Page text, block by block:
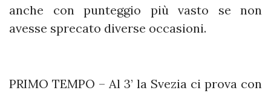
anche con punteggio più vasto se non
avesse sprecato diverse occasioni.
PRIMO TEMPO – Al 3’ la Svezia ci prova con